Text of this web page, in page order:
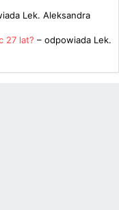
Lek. Aleksandra
27 lat? – odpowiada Lek.